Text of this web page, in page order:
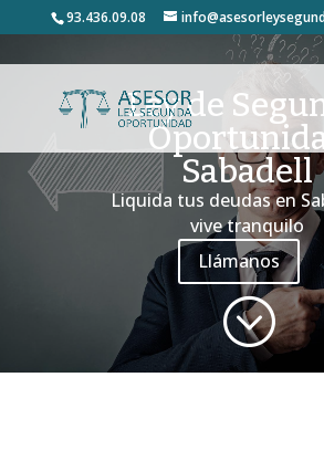
93.436.09.08
Ley de
Sabadell
Liquida tus deudas en
vive tranquilo
Llámanos
;